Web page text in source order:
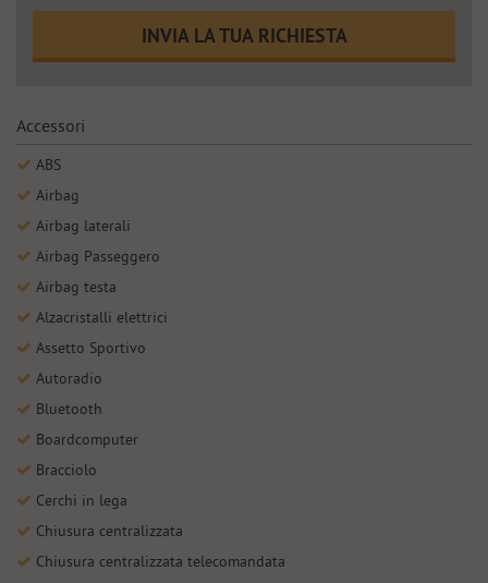
INVIA LA TUA RICHIESTA
Accessori
ABS
Airbag
Airbag laterali
Airbag Passeggero
Airbag testa
Alzacristalli elettrici
Assetto Sportivo
Autoradio
Bluetooth
Boardcomputer
Bracciolo
Cerchi in lega
Chiusura centralizzata
Chiusura centralizzata telecomandata